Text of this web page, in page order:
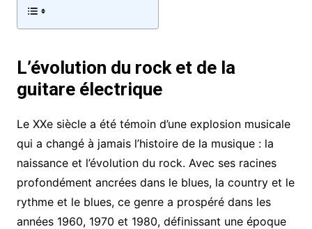
L’évolution du rock et de la
guitare électrique
Le XXe siècle a été témoin d’une explosion musicale
qui a changé à jamais l’histoire de la musique : la
naissance et l’évolution du rock. Avec ses racines
profondément ancrées dans le blues, la country et le
rythme et le blues, ce genre a prospéré dans les
années 1960, 1970 et 1980, définissant une époque